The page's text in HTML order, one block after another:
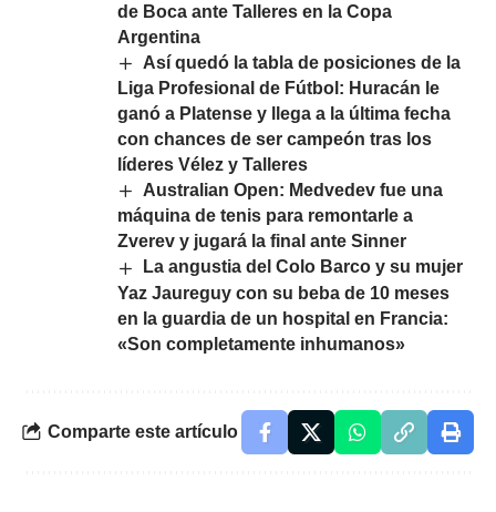
de Boca ante Talleres en la Copa
Argentina
Así quedó la tabla de posiciones de la
Liga Profesional de Fútbol: Huracán le
ganó a Platense y llega a la última fecha
con chances de ser campeón tras los
líderes Vélez y Talleres
Australian Open: Medvedev fue una
máquina de tenis para remontarle a
Zverev y jugará la final ante Sinner
La angustia del Colo Barco y su mujer
Yaz Jaureguy con su beba de 10 meses
en la guardia de un hospital en Francia:
«Son completamente inhumanos»
Comparte este artículo